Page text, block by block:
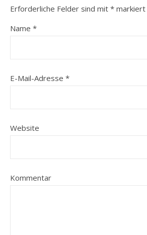
Erforderliche Felder sind mit * markiert
Name *
E-Mail-Adresse *
Website
Kommentar